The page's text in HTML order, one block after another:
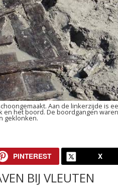
Aan de linkerzijde is
het boord. De boordgangen
geklonken.
PINTEREST X
BIJ VLEUTEN